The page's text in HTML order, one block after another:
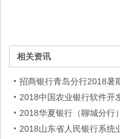
相关资讯
招商银行青岛分行2018暑
2018中国农业银行软件开
2018华夏银行（聊城分行
2018山东省人民银行系统